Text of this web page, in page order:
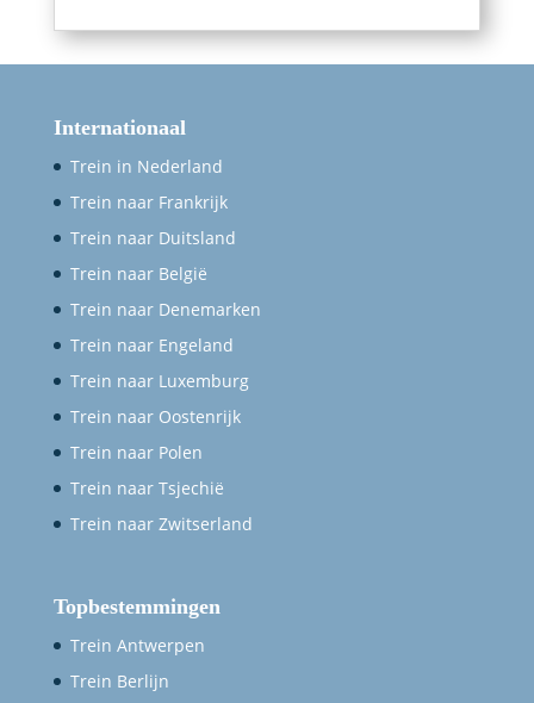
Internationaal
Trein in Nederland
Trein naar Frankrijk
Trein naar Duitsland
Trein naar België
Trein naar Denemarken
Trein naar Engeland
Trein naar Luxemburg
Trein naar Oostenrijk
Trein naar Polen
Trein naar Tsjechië
Trein naar Zwitserland
Topbestemmingen
Trein Antwerpen
Trein Berlijn